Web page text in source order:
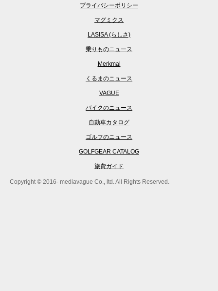
プライバシーポリシー
マグミクス
LASISA (らしさ)
乗りものニュース
Merkmal
くるまのニュース
VAGUE
バイクのニュース
自動車カタログ
ゴルフのニュース
GOLFGEAR CATALOG
旅費ガイド
Copyright © 2016- mediavague Co., ltd. All Rights Reserved.